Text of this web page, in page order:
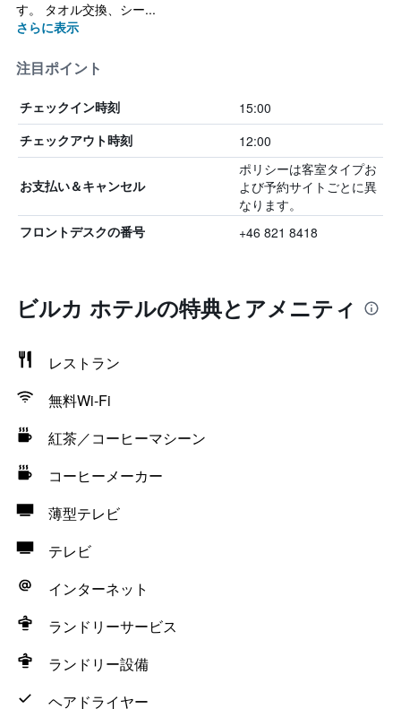
す。 タオル交換、シー...
さらに表示
注目ポイント
チェックイン時刻 15:00
チェックアウト時刻 12:00
お支払い＆キャンセル
ポリシーは客室タイプお
よび予約サイトごとに異
なります。
フロントデスクの番号 +46 821 8418
ビルカ ホテルの特典とアメニティ
レストラン
無料Wi-Fi
紅茶／コーヒーマシーン
コーヒーメーカー
薄型テレビ
テレビ
インターネット
ランドリーサービス
ランドリー設備
ヘアドライヤー